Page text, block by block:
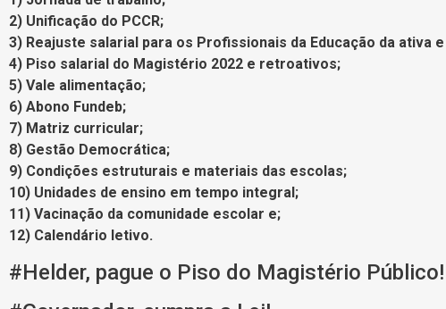
2) Unificação do PCCR;
3) Reajuste salarial para os Profissionais da Educação da ativa
4) Piso salarial do Magistério 2022 e retroativos;
5) Vale alimentação;
6) Abono Fundeb;
7) Matriz curricular;
8) Gestão Democrática;
9) Condições estruturais e materiais das escolas;
10) Unidades de ensino em tempo integral;
11) Vacinação da comunidade escolar e;
12) Calendário letivo.
#Helder, pague o Piso do Magistério Público!